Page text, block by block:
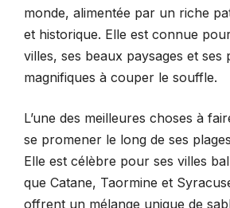
monde, alimentée par un riche
et historique. Elle est connue
villes, ses beaux paysages et ses
magnifiques à couper le souffle.
L’une des meilleures choses à
se promener le long de ses
Elle est célèbre pour ses villes
que Catane, Taormine et
offrent un mélange unique de